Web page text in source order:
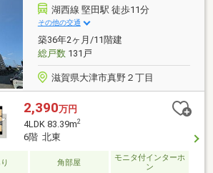
湖西線 堅田駅 徒歩11分
その他の交通
築36年2ヶ月/11階建
総戸数131戸
滋賀県大津市真野２丁目
2,390万円
4LDK 83.39m2
6階 北東
角部屋
モニタ付インターホ
ン